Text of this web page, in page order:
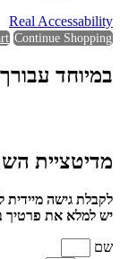
Real Accessability
Continue Shopping
במיוחד
מדיטציית
לקבלת גישה מיידית
יש למלא את פרטיך
שם